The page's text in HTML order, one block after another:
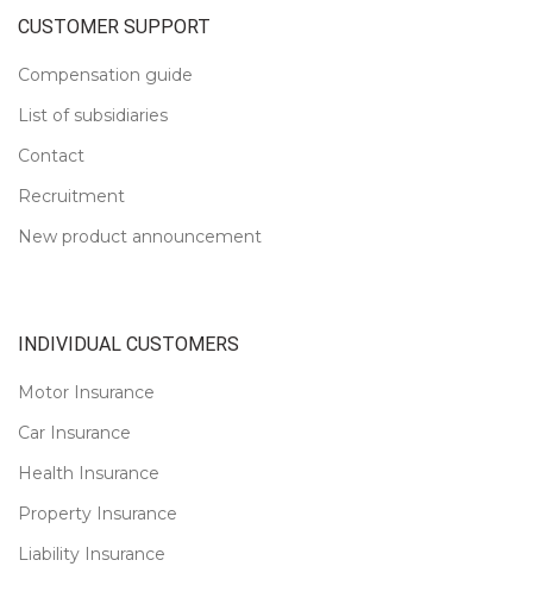
CUSTOMER SUPPORT
Compensation guide
List of subsidiaries
Contact
Recruitment
New product announcement
INDIVIDUAL CUSTOMERS
Motor Insurance
Car Insurance
Health Insurance
Property Insurance
Liability Insurance